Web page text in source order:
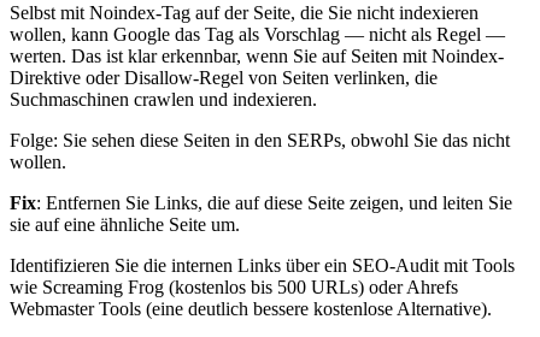
Selbst mit Noindex-Tag auf der Seite, die Sie nicht indexieren
wollen, kann Google das Tag als Vorschlag — nicht als Regel —
werten. Das ist klar erkennbar, wenn Sie auf Seiten mit Noindex-
Direktive oder Disallow-Regel von Seiten verlinken, die
Suchmaschinen crawlen und indexieren.
Folge: Sie sehen diese Seiten in den SERPs, obwohl Sie das nicht
wollen.
Fix: Entfernen Sie Links, die auf diese Seite zeigen, und leiten Sie
sie auf eine ähnliche Seite um.
Identifizieren Sie die internen Links über ein SEO-Audit mit Tools
wie Screaming Frog (kostenlos bis 500 URLs) oder Ahrefs
Webmaster Tools (eine deutlich bessere kostenlose Alternative).